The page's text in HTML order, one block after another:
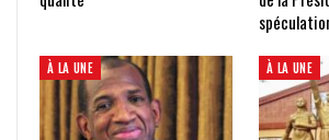
À LA UNE À LA UNE